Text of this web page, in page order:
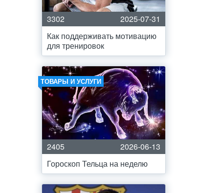
3302
2025-07-31
Как поддерживать мотивацию
для тренировок
ТОВАРЫ И УСЛУГИ
2405
2026-06-13
Гороскоп Тельца на неделю